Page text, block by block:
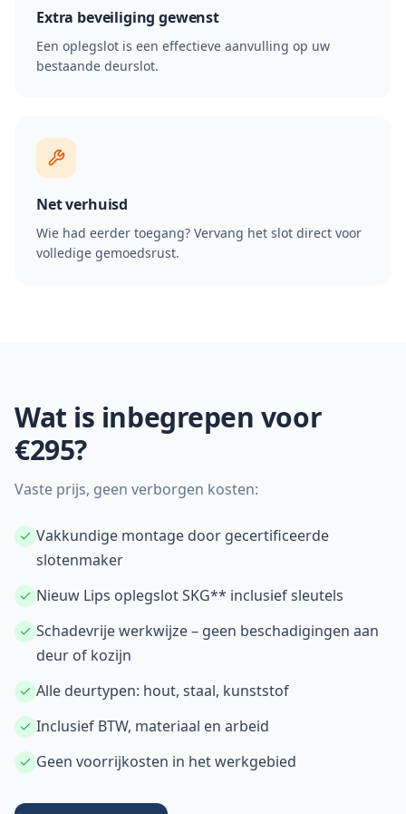
Extra beveiliging gewenst
Een oplegslot is een effectieve aanvulling op uw
bestaande deurslot.
Net verhuisd
Wie had eerder toegang? Vervang het slot direct voor
volledige gemoedsrust.
Wat is inbegrepen voor
€295?
Vaste prijs, geen verborgen kosten:
Vakkundige montage door gecertificeerde
slotenmaker
Nieuw Lips oplegslot SKG** inclusief sleutels
Schadevrije werkwijze – geen beschadigingen aan
deur of kozijn
Alle deurtypen: hout, staal, kunststof
Inclusief BTW, materiaal en arbeid
Geen voorrijkosten in het werkgebied